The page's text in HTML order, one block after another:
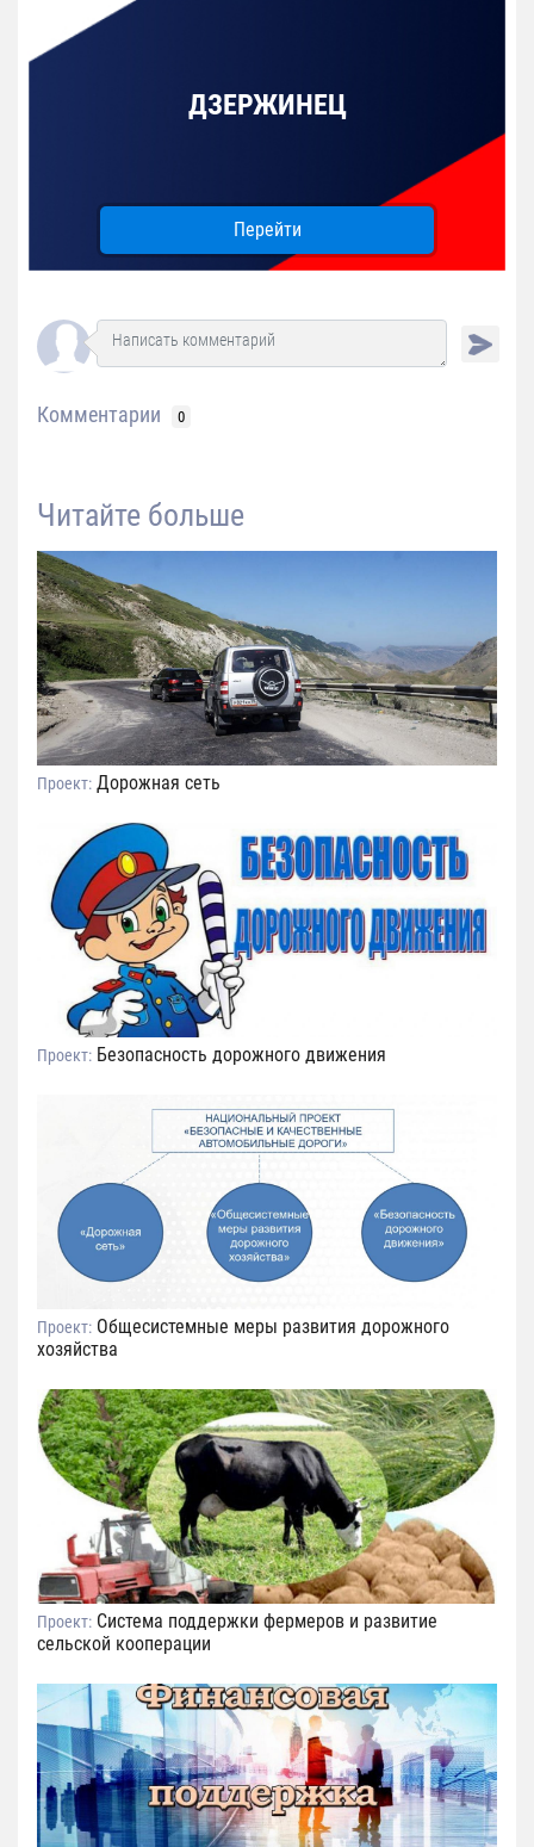
ДЗЕРЖИНЕЦ
Перейти
Комментарии 0
Читайте больше
Проект: Дорожная сеть
Проект: Безопасность дорожного движения
Проект: Общесистемные меры развития дорожного
хозяйства
Проект: Система поддержки фермеров и развитие
сельской кооперации